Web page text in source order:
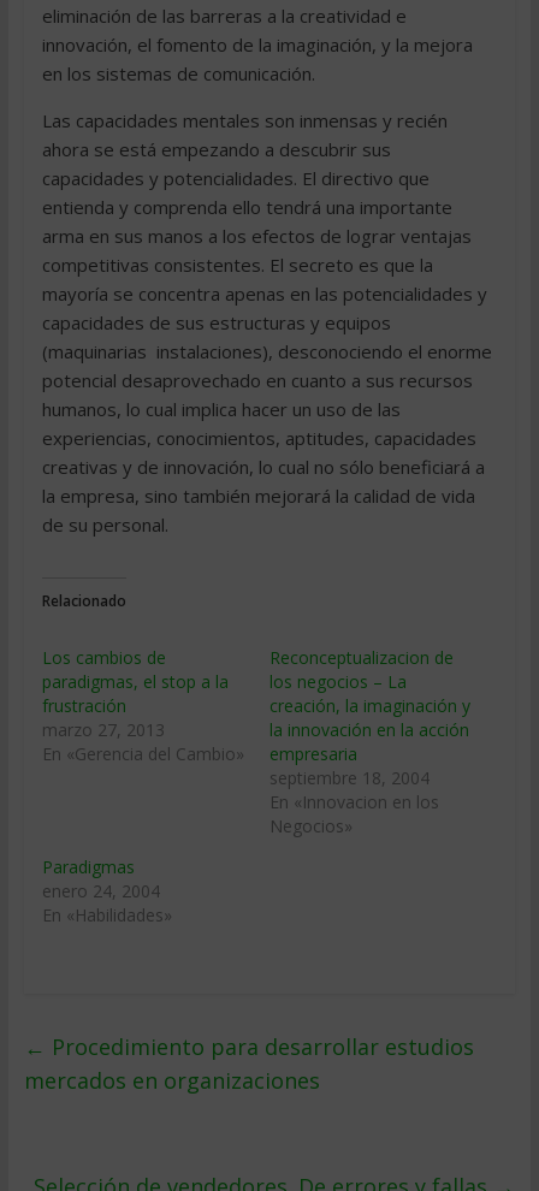
eliminación de las barreras a la creatividad e
innovación, el fomento de la imaginación, y la mejora
en los sistemas de comunicación.
Las capacidades mentales son inmensas y recién
ahora se está empezando a descubrir sus
capacidades y potencialidades. El directivo que
entienda y comprenda ello tendrá una importante
arma en sus manos a los efectos de lograr ventajas
competitivas consistentes. El secreto es que la
mayoría se concentra apenas en las potencialidades y
capacidades de sus estructuras y equipos
(maquinarias  instalaciones), desconociendo el enorme
potencial desaprovechado en cuanto a sus recursos
humanos, lo cual implica hacer un uso de las
experiencias, conocimientos, aptitudes, capacidades
creativas y de innovación, lo cual no sólo beneficiará a
la empresa, sino también mejorará la calidad de vida
de su personal.
Relacionado
Los cambios de
paradigmas, el stop a la
frustración
marzo 27, 2013
En «Gerencia del Cambio»
Reconceptualizacion de
los negocios – La
creación, la imaginación y
la innovación en la acción
empresaria
septiembre 18, 2004
En «Innovacion en los
Negocios»
Paradigmas
enero 24, 2004
En «Habilidades»
← Procedimiento para desarrollar estudios
mercados en organizaciones